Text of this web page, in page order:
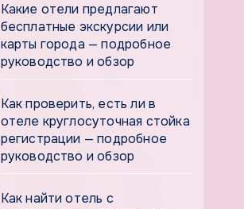
Какие отели предлагают
бесплатные экскурсии или
карты города — подробное
руководство и обзор
Как проверить, есть ли в
отеле круглосуточная стойка
регистрации — подробное
руководство и обзор
Как найти отель с